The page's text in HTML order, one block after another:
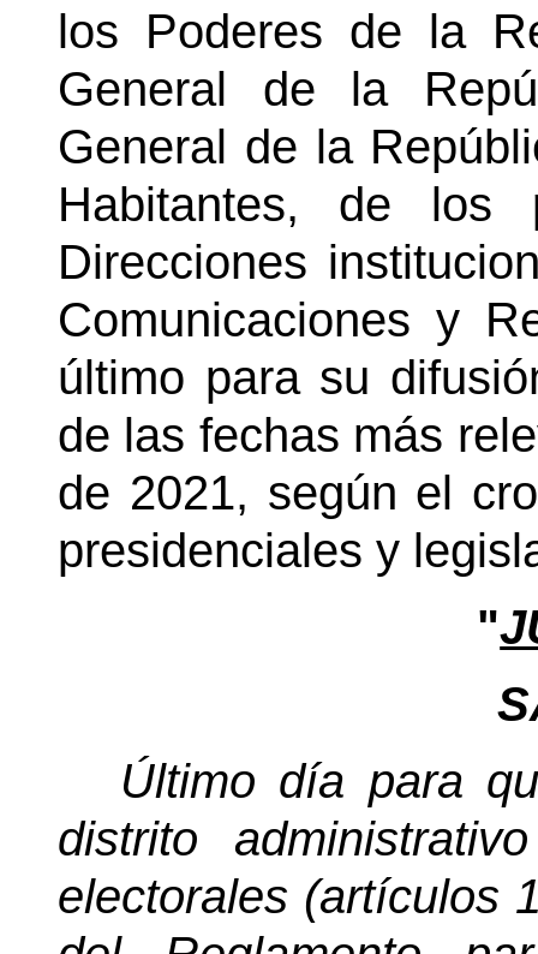
los Poderes de la
General de la
General de la
Habitantes, de los
Direcciones
Comunicaciones y
último para su
de las fechas más
de 2021, según el
presidenciales y
"
Último día para
distrito
electorales (artículos